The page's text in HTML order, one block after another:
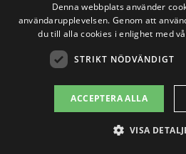
vilket också kan
För att få en känsla för
marknadspriset på
det en bra idé att
offerter. Genom att
Denna webbplats använder
användarupplevelsen. Genom att
du till alla cookies i enlighet med
STRIKT NÖDVÄNDIGT
ACCEPTERA ALLA
VISA